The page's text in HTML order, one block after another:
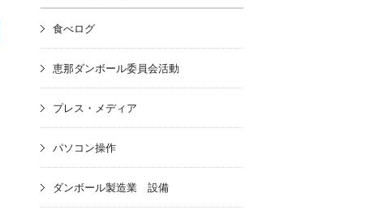
食べログ
恵那ダンボール委員会活動
プレス・メディア
パソコン操作
ダンボール製造業 設備